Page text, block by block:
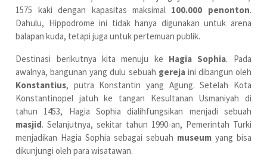
1575 kaki dengan kapasitas maksimal 100.000 penonton.
Dahulu, Hippodrome ini tidak hanya digunakan untuk arena
balapan kuda, tetapi juga untuk pertemuan publik.
Destinasi berikutnya kita menuju ke Hagia Sophia. Pada
awalnya, bangunan yang dulu sebuah gerejaini dibangun oleh
Konstantius, putra Konstantin yang Agung. Setelah Kota
Konstantinopel jatuh ke tangan Kesultanan Usmaniyah di
tahun 1453, Hagia Sophia dialihfungsikan menjadi sebuah
masjid. Selanjutnya, sekitar tahun 1990-an, Pemerintah Turki
menjadikan Hagia Sophia sebagai sebuah museumyang bisa
dikunjungi oleh para wisatawan.